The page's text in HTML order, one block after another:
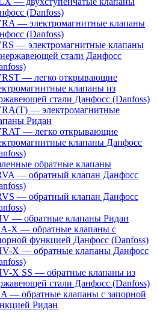
(Danfoss)
— электромагнитные клапаны
(Danfoss)
— электромагнитные клапаны
стали Данфосс
— легко открывающие
клапаны из
стали Данфосс (Danfoss)
— электромагнитные
Ридан
— легко открывающие
клапаны Данфосс
обратные клапаны
— обратный клапан Данфосс
— обратный клапан Данфосс
— обратные клапаны Ридан
X — обратные клапаны с
функцией Данфосс (Danfoss)
X — обратные клапаны Данфосс
X SS — обратные клапаны из
стали Данфосс (Danfoss)
— обратные клапаны с запорной
Ридан